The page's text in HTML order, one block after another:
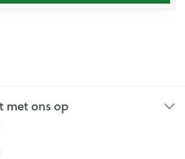
met ons op